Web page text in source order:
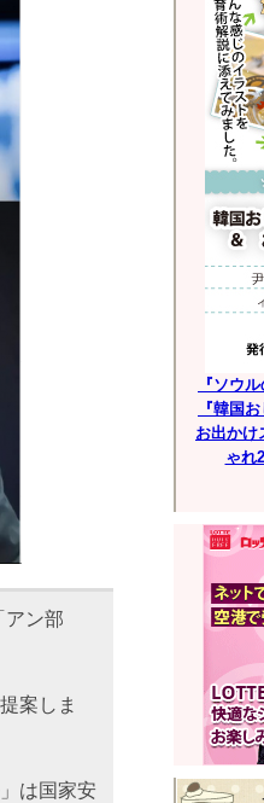
アン部
案しま
は国家安
『ソウ
『韓国
お出かけ
ゃれ